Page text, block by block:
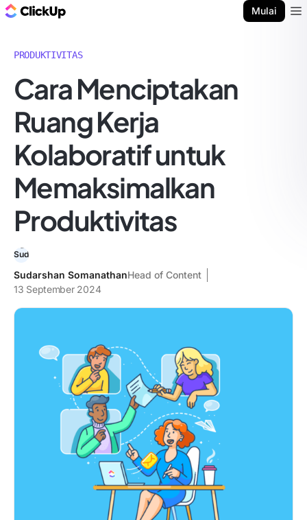
Mulai
PRODUKTIVITAS
Cara Menciptakan
Ruang Kerja
Kolaboratif untuk
Memaksimalkan
Produktivitas
Sudarshan SomanathanHead of Content
13 September 2024